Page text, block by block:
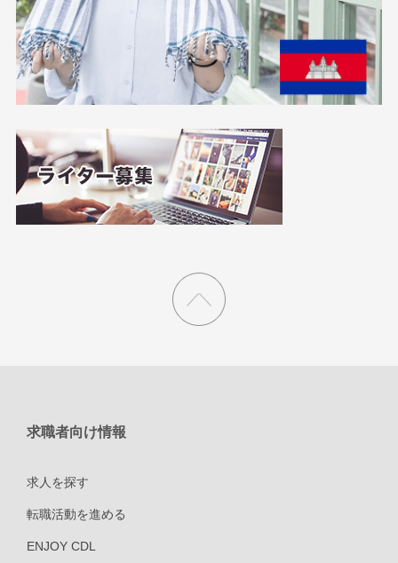
求職者向け情報
求人を探す
転職活動を進める
ENJOY CDL